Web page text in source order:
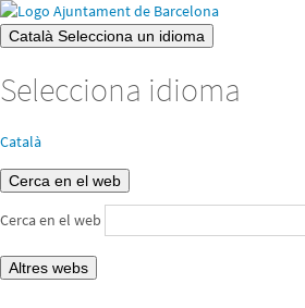
Català Selecciona un idioma
Selecciona idioma
Català
Cerca en el web
Cerca en el web
Altres webs